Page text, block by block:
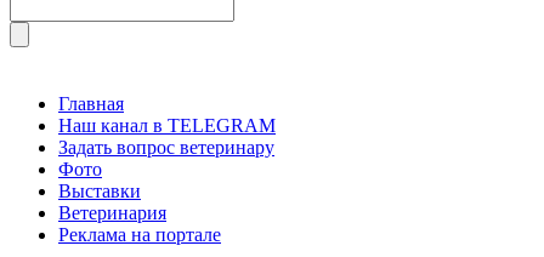
Главная
Наш канал в TELEGRAM
Задать вопрос ветеринару
Фото
Выставки
Ветеринария
Реклама на портале